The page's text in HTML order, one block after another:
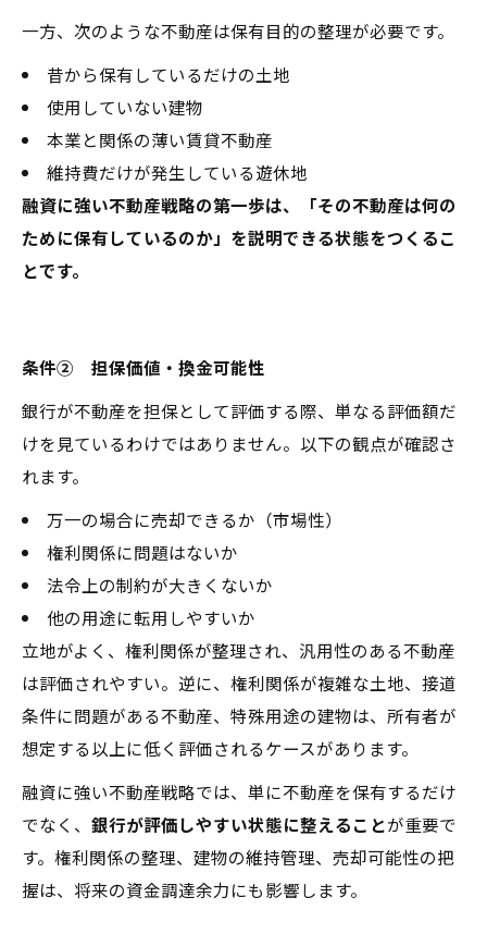
一方、次のような不動産は保有目的の整理が必要です。
昔から保有しているだけの土地
使用していない建物
本業と関係の薄い賃貸不動産
維持費だけが発生している遊休地
融資に強い不動産戦略の第一歩は、「その不動産は何の
ために保有しているのか」を説明できる状態をつくるこ
とです。
条件② 担保価値・換金可能性
銀行が不動産を担保として評価する際、単なる評価額だ
けを見ているわけではありません。以下の観点が確認さ
れます。
万一の場合に売却できるか（市場性）
権利関係に問題はないか
法令上の制約が大きくないか
他の用途に転用しやすいか
立地がよく、権利関係が整理され、汎用性のある不動産
は評価されやすい。逆に、権利関係が複雑な土地、接道
条件に問題がある不動産、特殊用途の建物は、所有者が
想定する以上に低く評価されるケースがあります。
融資に強い不動産戦略では、単に不動産を保有するだけ
でなく、 銀行が評価しやすい状態に整えることが重要で
す。権利関係の整理、建物の維持管理、売却可能性の把
握は、将来の資金調達余力にも影響します。